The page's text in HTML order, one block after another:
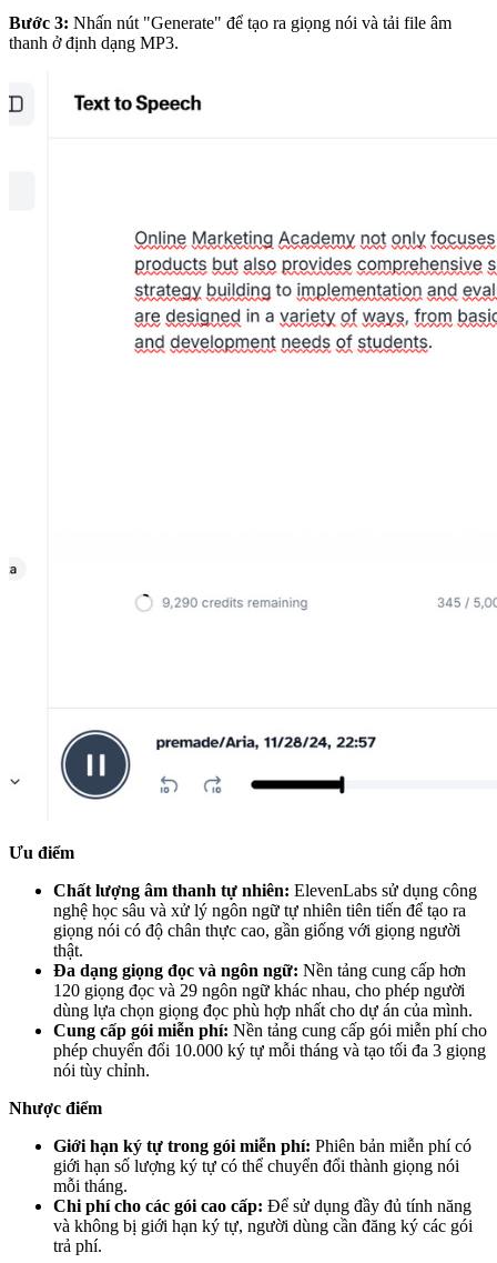
Bước 3: Nhấn nút "Generate" để tạo ra giọng nói và tải file âm
thanh ở định dạng MP3.
Ưu điểm
Chất lượng âm thanh tự nhiên: ElevenLabs sử dụng công
nghệ học sâu và xử lý ngôn ngữ tự nhiên tiên tiến để tạo ra
giọng nói có độ chân thực cao, gần giống với giọng người
thật.
Đa dạng giọng đọc và ngôn ngữ: Nền tảng cung cấp hơn
120 giọng đọc và 29 ngôn ngữ khác nhau, cho phép người
dùng lựa chọn giọng đọc phù hợp nhất cho dự án của mình.
Cung cấp gói miễn phí: Nền tảng cung cấp gói miễn phí cho
phép chuyển đổi 10.000 ký tự mỗi tháng và tạo tối đa 3 giọng
nói tùy chỉnh.
Nhược điểm
Giới hạn ký tự trong gói miễn phí: Phiên bản miễn phí có
giới hạn số lượng ký tự có thể chuyển đổi thành giọng nói
mỗi tháng.
Chi phí cho các gói cao cấp: Để sử dụng đầy đủ tính năng
và không bị giới hạn ký tự, người dùng cần đăng ký các gói
trả phí.